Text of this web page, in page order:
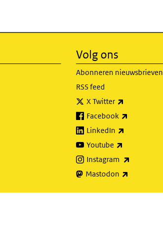
Volg ons
Abonneren nieuwsbrieven
RSS feed
X Twitter
Facebook
LinkedIn
Youtube
Instagram
Mastodon